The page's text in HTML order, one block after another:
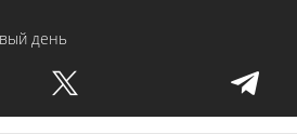
день